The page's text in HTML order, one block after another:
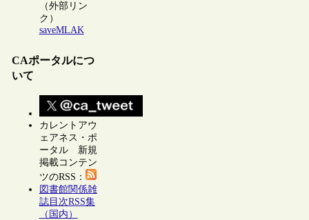
（外部リン
ク）
saveMLAK
CAポータルにつ
いて
カレントアウ
ェアネス・ポ
ータル 新規
掲載コンテン
ツのRSS：
図書館関係雑
誌目次RSS集
（国内）